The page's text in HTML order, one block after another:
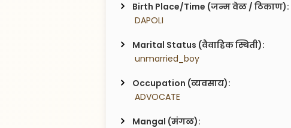
Birth Place/Time (जन्म वेळ / ठिकाण):
DAPOLI
Marital Status (वैवाहिक स्थिती):
unmarried_boy
Occupation (व्यवसाय):
ADVOCATE
Mangal (मंगळ):